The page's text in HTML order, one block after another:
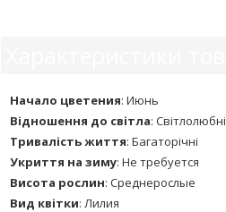
Начало цветения: Июнь
Відношення до світла: Світлолюбні
Тривалість життя: Багаторічні
Укриття на зиму: Не требуется
Висота рослин: Среднерослые
Вид квітки: Лилия